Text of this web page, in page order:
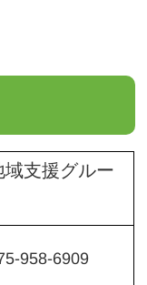
支援グルー
958-6909